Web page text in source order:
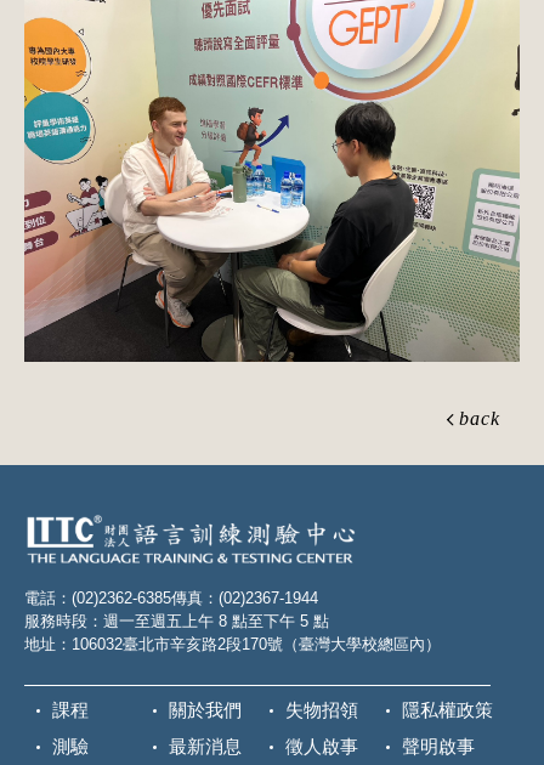
back
電話：(02)2362-6385傳真：(02)2367-1944
服務時段：週一至週五上午 8 點至下午 5 點
地址：106032臺北市辛亥路2段170號（臺灣大學校總區內）
課程
測驗
關於我們
最新消息
失物招領
徵人啟事
隱私權政策
聲明啟事